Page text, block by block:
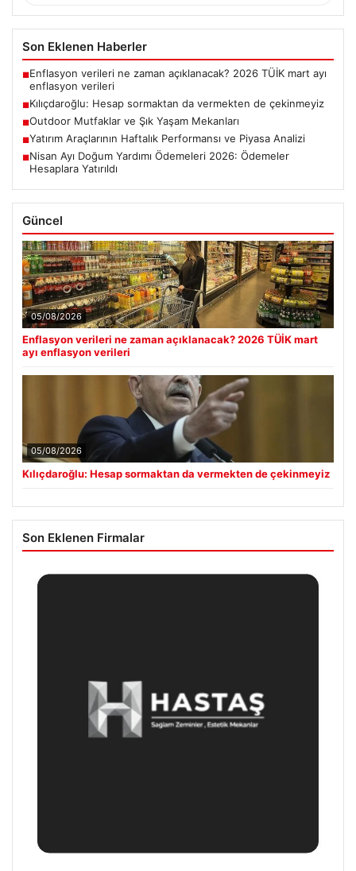
Son Eklenen Haberler
■Enflasyon verileri ne zaman açıklanacak? 2026 TÜİK mart ayı
enflasyon verileri
■Kılıçdaroğlu: Hesap sormaktan da vermekten de çekinmeyiz
■Outdoor Mutfaklar ve Şık Yaşam Mekanları
■Yatırım Araçlarının Haftalık Performansı ve Piyasa Analizi
■Nisan Ayı Doğum Yardımı Ödemeleri 2026: Ödemeler
Hesaplara Yatırıldı
Güncel
05/08/2026
Enflasyon verileri ne zaman açıklanacak? 2026 TÜİK mart
ayı enflasyon verileri
05/08/2026
Kılıçdaroğlu: Hesap sormaktan da vermekten de çekinmeyiz
Son Eklenen Firmalar